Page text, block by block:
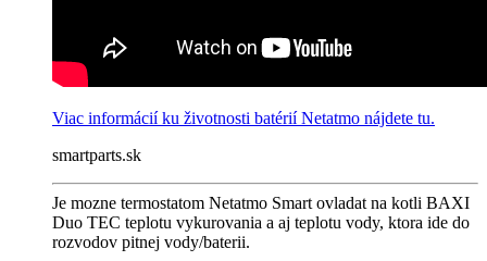
Viac informácií ku životnosti batérií Netatmo nájdete tu.
smartparts.sk
Je mozne termostatom Netatmo Smart ovladat na kotli BAXI
Duo TEC teplotu vykurovania a aj teplotu vody, ktora ide do
rozvodov pitnej vody/baterii.